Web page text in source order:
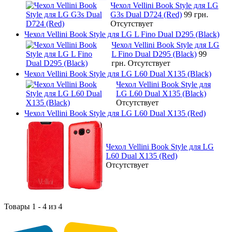
Чехол Vellini Book Style для LG
G3s Dual D724 (Red) 99 грн.
Отсутствует
Чехол Vellini Book Style для LG L Fino Dual D295 (Black)
Чехол Vellini Book Style для LG
L Fino Dual D295 (Black) 99
грн. Отсутствует
Чехол Vellini Book Style для LG L60 Dual X135 (Black)
Чехол Vellini Book Style для
LG L60 Dual X135 (Black)
Отсутствует
Чехол Vellini Book Style для LG L60 Dual X135 (Red)
Чехол Vellini Book Style для LG
L60 Dual X135 (Red)
Отсутствует
Товары 1 - 4 из 4